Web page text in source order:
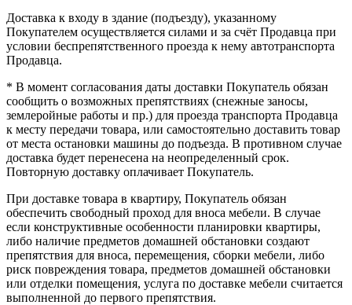
Доставка к входу в здание (подъезду), указанному
Покупателем осуществляется силами и за счёт Продавца при
условии беспрепятственного проезда к нему автотранспорта
Продавца.
* В момент согласования даты доставки Покупатель обязан
сообщить о возможных препятствиях (снежные заносы,
землеройные работы и пр.) для проезда транспорта Продавца
к месту передачи товара, или самостоятельно доставить товар
от места остановки машины до подъезда. В противном случае
доставка будет перенесена на неопределенный срок.
Повторную доставку оплачивает Покупатель.
При доставке товара в квартиру, Покупатель обязан
обеспечить свободный проход для вноса мебели. В случае
если конструктивные особенности планировки квартиры,
либо наличие предметов домашней обстановки создают
препятствия для вноса, перемещения, сборки мебели, либо
риск повреждения товара, предметов домашней обстановки
или отделки помещения, услуга по доставке мебели считается
выполненной до первого препятствия.